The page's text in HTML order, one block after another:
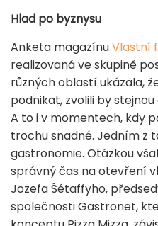
Hlad po byznysu
Anketa magazínuVlastní
realizovaná ve skupině
různých oblastí ukázala,
podnikat, zvolili by
A to i v momentech, kdy
trochu snadné. Jedním z
gastronomie. Otázkou
správný čas na otevření
Jozefa Šétaffyho,
společnosti Gastronet,